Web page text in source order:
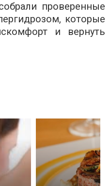
проверенные
которые
и вернуть